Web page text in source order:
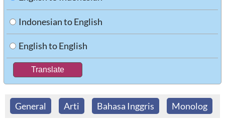
Indonesian to English
English to English
General Arti Bahasa Inggris Monolog